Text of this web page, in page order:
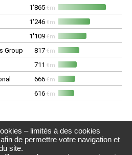
– limités à des cookies
de permettre votre navigation et
site.